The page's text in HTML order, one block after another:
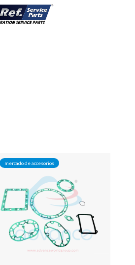
mercado de accesorios